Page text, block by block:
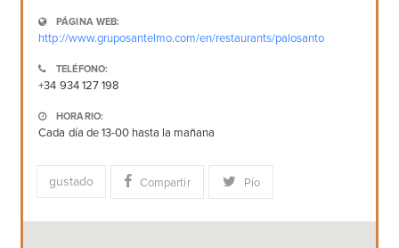
PÁGINA WEB:
http://www.gruposantelmo.com/en/restaurants/palosanto
TELÉFONO:
+34 934 127 198
HORARIO:
Cada día de 13-00 hasta la mañana
gustado Compartir Pío